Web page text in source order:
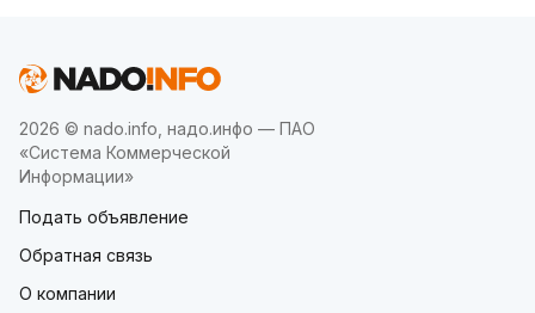
2026 © nado.info, надо.инфо — ПАО
«Система Коммерческой
Информации»
Подать объявление
Обратная связь
О компании